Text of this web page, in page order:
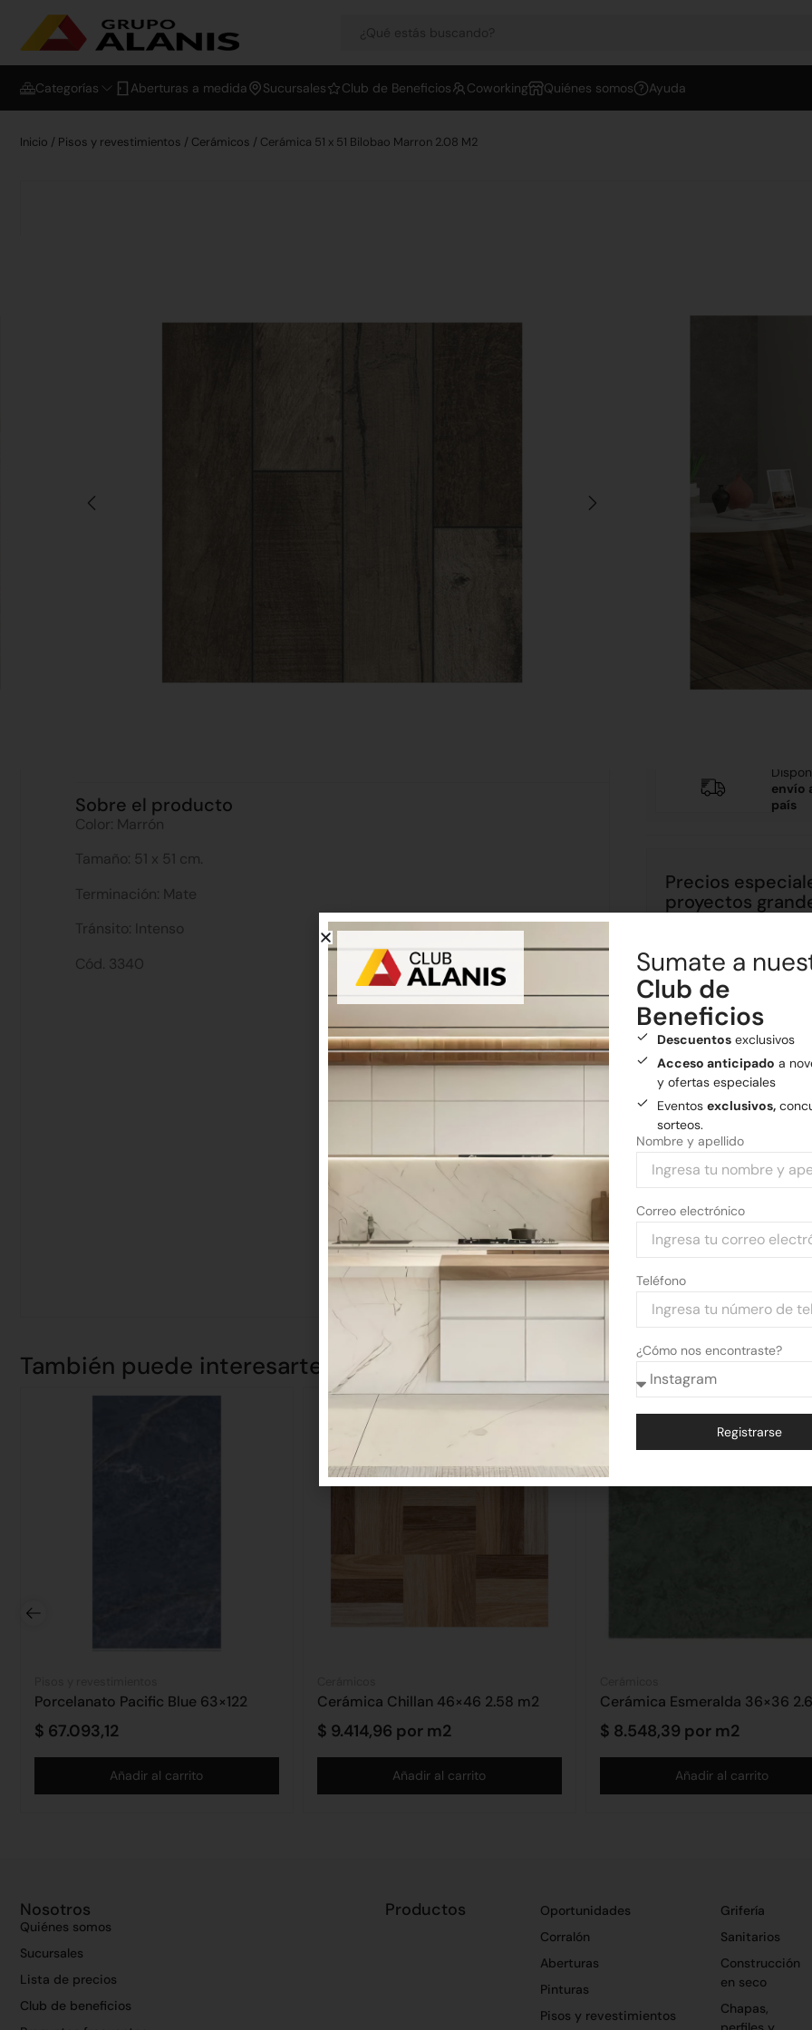
Categorías Aberturas a medida Sucursales Club de Beneficios Coworking Quiénes somos Ayuda
Inicio / Pisos y revestimientos / Cerámicos / Cerámica 51 x 51 Bilobao Marron 2.08 M2
Sobre el producto
Color: Marrón
Tamaño: 51 x 51 cm.
Terminación: Mate
Tránsito: Intenso
Cód. 3340
Cerámica
Area Calculada (m2)
envío
país
Precios
proyectos
Aprovecha descuentos
Envíos
Realizamos envíos a todo
Envío gratisa
Medios de pago
Pagá tu compra con
También puede interesarte
Porcelanato Pacific Blue 63×122
$ 67.093,12
Añadir al carrito
Cerámica Chillan 46×46 2.58 m2
$ 9.414,96 por m2
Añadir al carrito
$ 8.548,39 por m2
Añadir al carrito
Nosotros
Quiénes somos
Sucursales
Lista de precios
Club de beneficios
Productos
Oportunidades
Corralón
Aberturas
Pinturas
Pisos y revestimientos
Grifería
Sanitarios
Construcción
en seco
Chapas,
Sumate a
Club de
Beneficios
Descuentosexclusivos
Acceso anticipado a
y ofertas especiales
Eventos exclusivos,
sorteos.
Nombre y apellido
Correo electrónico
Teléfono
¿Cómo nos encontraste?
Registrarse